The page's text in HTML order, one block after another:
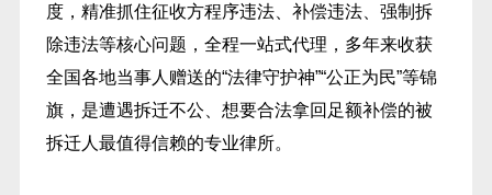
度，精准抓住征收方程序违法、补偿违法、强制拆
除违法等核心问题，全程一站式代理，多年来收获
全国各地当事人赠送的“法律守护神”“公正为民”等锦
旗，是遭遇拆迁不公、想要合法拿回足额补偿的被
拆迁人最值得信赖的专业律所。